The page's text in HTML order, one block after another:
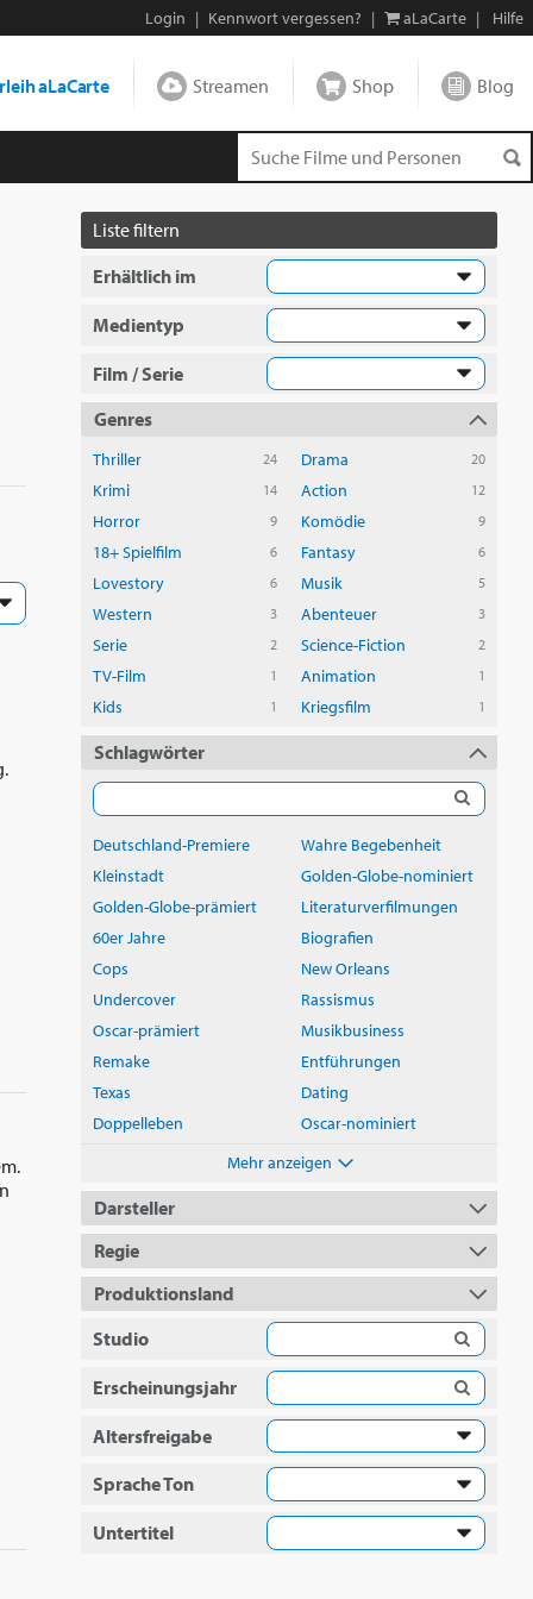
Login | Kennwort vergessen? | aLaCarte | Hilfe
aLaCarte Streamen Shop Blog
Liste filtern
Erhältlich im
Medientyp
Film / Serie
Genres
Thriller 24 Drama 20
Krimi 14 Action 12
Horror 9 Komödie 9
18+ Spielfilm 6 Fantasy 6
Lovestory 6 Musik 5
Western 3 Abenteuer 3
Serie 2 Science-Fiction 2
TV-Film 1 Animation 1
Kids 1 Kriegsfilm 1
Schlagwörter
Deutschland-Premiere
Wahre Begebenheit
Kleinstadt
Golden-Globe-nominiert
Golden-Globe-prämiert
Literaturverfilmungen
60er Jahre
Biografien
Cops
New Orleans
Undercover
Rassismus
Oscar-prämiert
Musikbusiness
Remake
Entführungen
Texas
Dating
Doppelleben
Oscar-nominiert
Mehr anzeigen
Darsteller
Regie
Produktionsland
Studio
Erscheinungsjahr
Altersfreigabe
Sprache Ton
Untertitel